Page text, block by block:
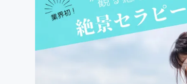
テクノロジー・ガジェット
映像・映画